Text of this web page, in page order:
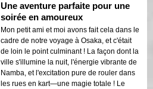
Une aventure parfaite pour une
soirée en amoureux
Mon petit ami et moi avons fait cela dans le
cadre de notre voyage à Osaka, et c'était
de loin le point culminant ! La façon dont la
ville s'illumine la nuit, l'énergie vibrante de
Namba, et l'excitation pure de rouler dans
les rues en kart—une magie totale ! Le